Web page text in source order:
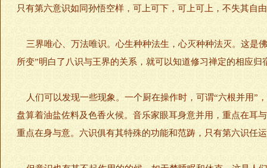
只有第六意识如同孙悟空样，可上可下，可上可上，不失其自
三界唯心、万法唯识。心生种种法生，心灭种种法灭。这是
所变”明白了八识与王界的关系，就可以知道修习禅定的相应
人们可以发现一些现象。一个厨在操作时，可谓“六根并用”
盘算着油盐佐料及色香火候。音乐家眼耳身意并用，重点在耳
重点在身与意。六识俱有其特殊的功能和范踌，只有第六识任